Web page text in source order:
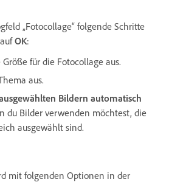
„Fotocollage“ folgende Schritte
OK:
für die Fotocollage aus.
aus.
Bildern automatisch
du Bilder verwenden möchtest, die
ausgewählt sind.
mit folgenden Optionen in der